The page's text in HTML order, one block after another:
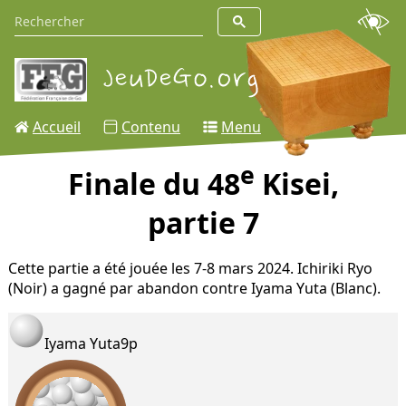
Accueil Contenu Menu
Finale du 48e Kisei,
partie 7
Cette partie a été jouée les 7-8 mars 2024. Ichiriki Ryo
(Noir) a gagné par abandon contre Iyama Yuta (Blanc).
Iyama Yuta9p